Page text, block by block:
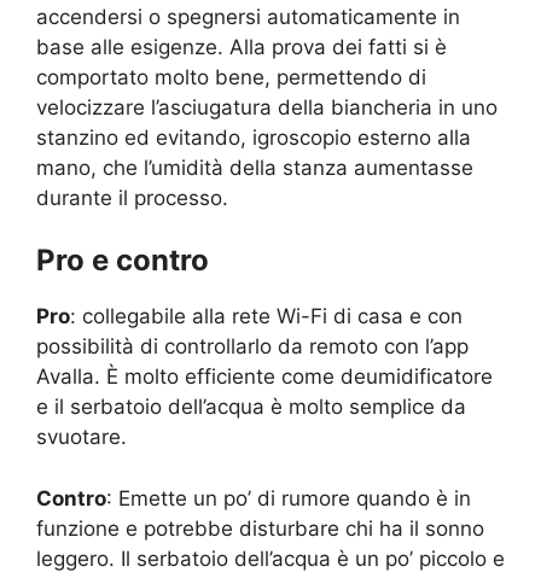
accendersi o spegnersi automaticamente in
base alle esigenze. Alla prova dei fatti si è
comportato molto bene, permettendo di
velocizzare l’asciugatura della biancheria in uno
stanzino ed evitando, igroscopio esterno alla
mano, che l’umidità della stanza aumentasse
durante il processo.
Pro e contro
Pro: collegabile alla rete Wi-Fi di casa e con
possibilità di controllarlo da remoto con l’app
Avalla. È molto efficiente come deumidificatore
e il serbatoio dell’acqua è molto semplice da
svuotare.
Contro: Emette un po’ di rumore quando è in
funzione e potrebbe disturbare chi ha il sonno
leggero. Il serbatoio dell’acqua è un po’ piccolo e